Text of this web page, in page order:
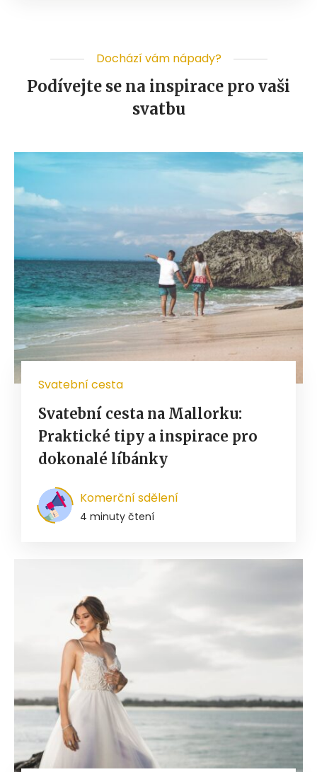
Dochází vám nápady?
Podívejte se na inspirace pro vaši
svatbu
Svatební cesta
Svatební cesta na Mallorku:
Praktické tipy a inspirace pro
dokonalé líbánky
Komerční sdělení
4 minuty čtení